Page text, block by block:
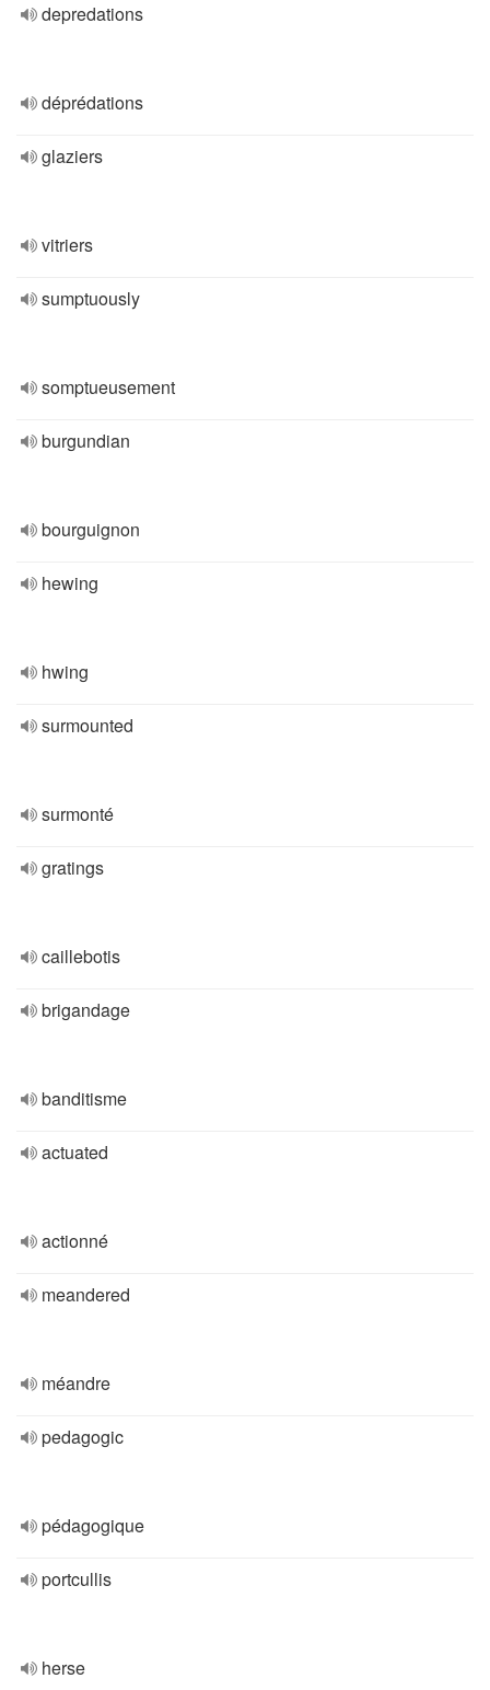
depredations
déprédations
glaziers
vitriers
sumptuously
somptueusement
burgundian
bourguignon
hewing
hwing
surmounted
surmonté
gratings
caillebotis
brigandage
banditisme
actuated
actionné
meandered
méandre
pedagogic
pédagogique
portcullis
herse